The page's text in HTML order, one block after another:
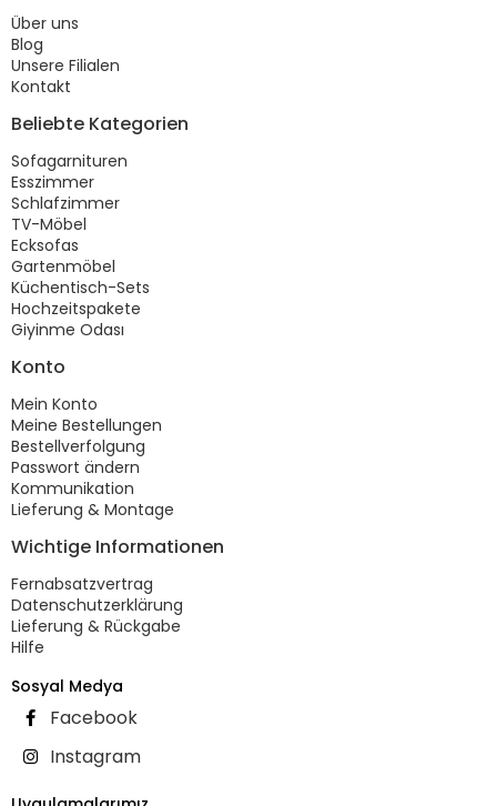
Über uns
Blog
Unsere Filialen
Kontakt
Beliebte Kategorien
Sofagarnituren
Esszimmer
Schlafzimmer
TV-Möbel
Ecksofas
Gartenmöbel
Küchentisch-Sets
Hochzeitspakete
Giyinme Odası
Konto
Mein Konto
Meine Bestellungen
Bestellverfolgung
Passwort ändern
Kommunikation
Lieferung & Montage
Wichtige Informationen
Fernabsatzvertrag
Datenschutzerklärung
Lieferung & Rückgabe
Hilfe
Sosyal Medya
Facebook
Instagram